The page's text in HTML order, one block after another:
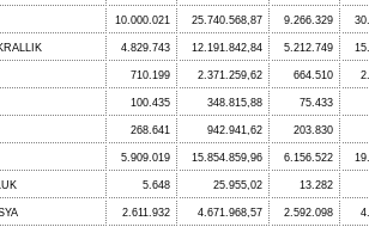
10.000.021 25.740.568,87 9.266.329
4.829.743 12.191.842,84 5.212.749
710.199 2.371.259,62 664.510
100.435 348.815,88 75.433
268.641 942.941,62 203.830
5.909.019 15.854.859,96 6.156.522
5.648 25.955,02 13.282
2.611.932 4.671.968,57 2.592.098